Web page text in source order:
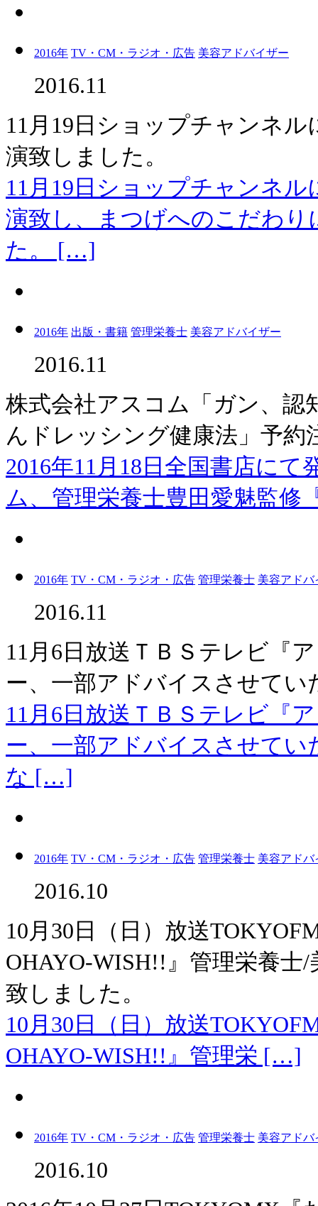
2016年 TV・CM・ラジオ・広告 美容アドバイザー
2016.11
11月19日ショップチャンネ
演致しました。
11月19日ショップチャンネ
演致し、まつげへのこだわ
た。 […]
2016年 出版・書籍 管理栄養士 美容アドバイザー
2016.11
株式会社アスコム「ガン、認
んドレッシング健康法」予約
2016年11月18日全国書店に
ム、管理栄養士豊田愛魅監
2016年 TV・CM・ラジオ・広告 管理栄養士 美容アドバ
2016.11
11月6日放送ＴＢＳテレビ『
ー、一部アドバイスさせてい
11月6日放送ＴＢＳテレビ『
ー、一部アドバイスさせて
な […]
2016年 TV・CM・ラジオ・広告 管理栄養士 美容アドバ
2016.10
10月30日（日）放送
OHAYO-WISH!!』管理栄養
致しました。
10月30日（日）放送
OHAYO-WISH!!』管理栄 […]
2016年 TV・CM・ラジオ・広告 管理栄養士 美容アドバ
2016.10